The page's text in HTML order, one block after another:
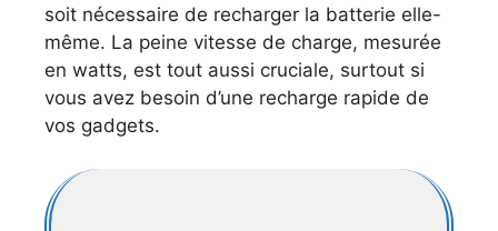
soit nécessaire de recharger la batterie elle-
même. La peine vitesse de charge, mesurée
en watts, est tout aussi cruciale, surtout si
vous avez besoin d’une recharge rapide de
vos gadgets.